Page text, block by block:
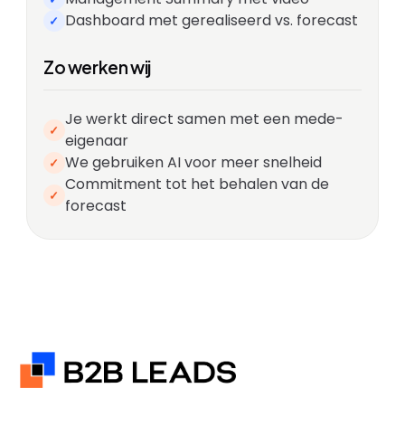
✓ Dashboard met gerealiseerd vs. forecast
Zo werken wij
✓
Je werkt direct samen met een mede-
eigenaar
✓ We gebruiken AI voor meer snelheid
✓
Commitment tot het behalen van de
forecast